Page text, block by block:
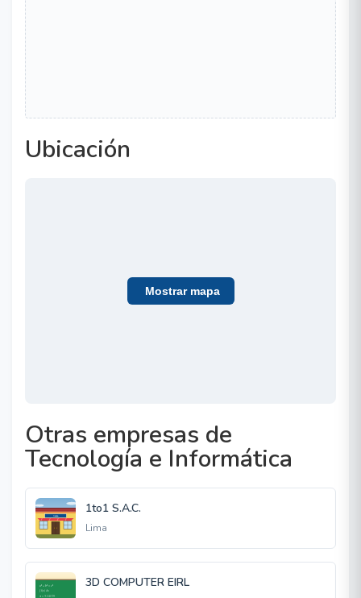
Ubicación
Mostrar mapa
Otras empresas de
Tecnología e Informática
1to1 S.A.C.
Lima
3D COMPUTER EIRL